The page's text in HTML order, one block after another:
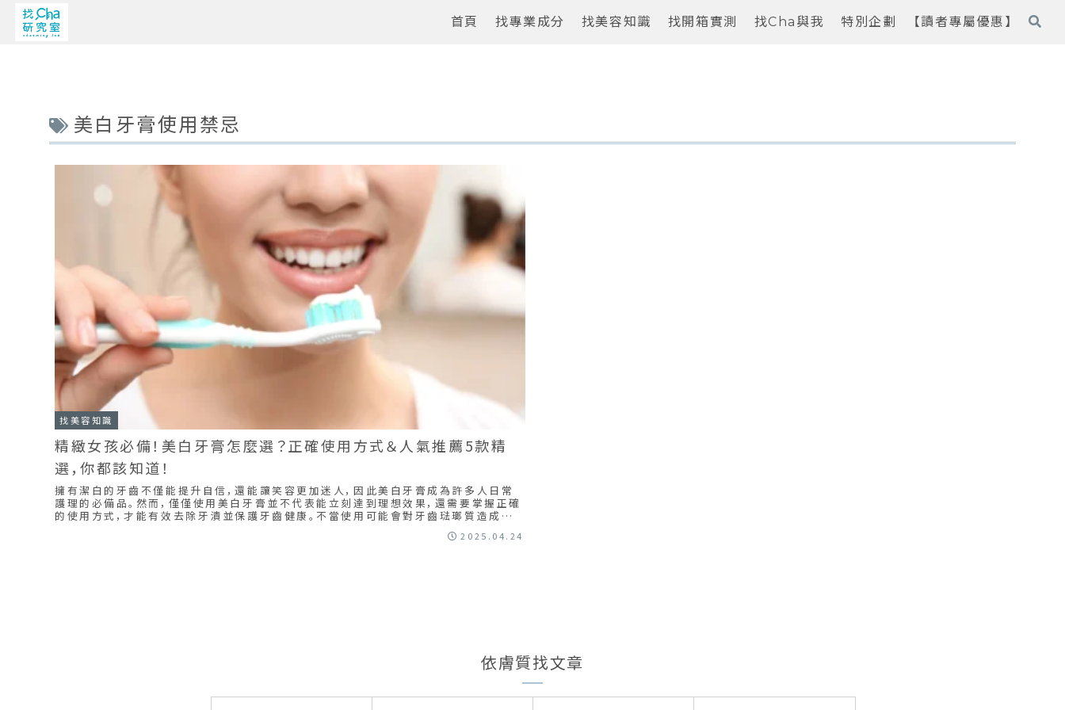
首頁 找專業成分 找美容知識 找開箱實測 找Cha與我 特別企劃 【讀者專屬優惠】
美白牙膏使用禁忌
找美容知識
精緻女孩必備！美白牙膏怎麼選？正確使用方式＆人氣推薦5款精
選，你都該知道！
擁有潔白的牙齒不僅能提升自信，還能讓笑容更加迷人，因此美白牙膏成為許多人日常
護理的必備品。然而，僅僅使用美白牙膏並不代表能立刻達到理想效果，還需要掌握正確
的使用方式，才能有效去除牙漬並保護牙齒健康。不當使用可能會對牙齒琺瑯質造成損
2025.04.24
依膚質找文章